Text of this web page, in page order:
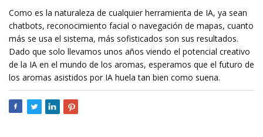
Como es la naturaleza de cualquier herramienta de IA, ya sean
chatbots, reconocimiento facial o navegación de mapas, cuanto
más se usa el sistema, más sofisticados son sus resultados.
Dado que solo llevamos unos años viendo el potencial creativo
de la IA en el mundo de los aromas, esperamos que el futuro de
los aromas asistidos por IA huela tan bien como suena.